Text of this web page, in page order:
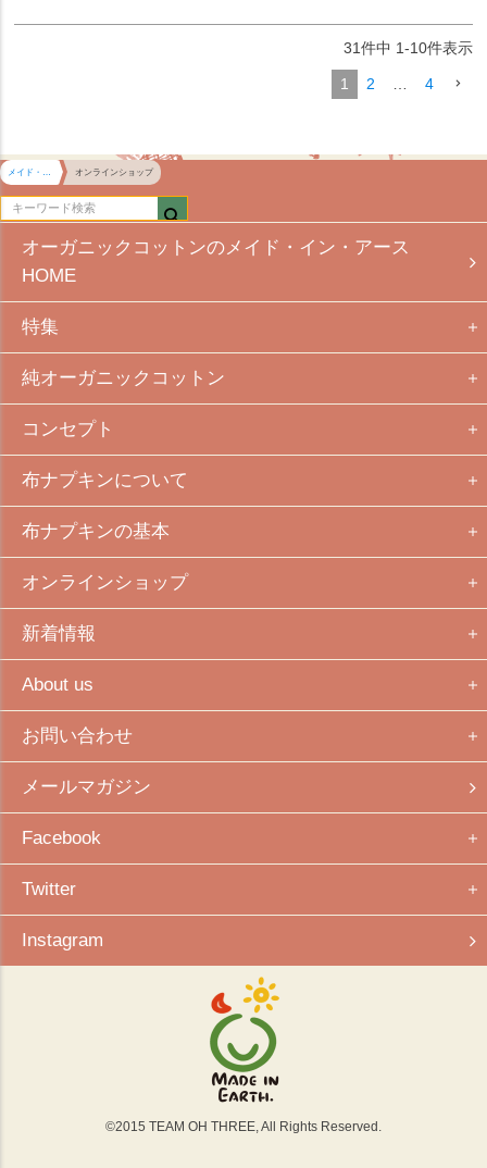
31件中 1-10件表示
1 2 4
オンラインショップ
オーガニックコットンのメイド・イン・アース
HOME
特集
純オーガニックコットン
コンセプト
布ナプキンについて
布ナプキンの基本
オンラインショップ
新着情報
About us
お問い合わせ
メールマガジン
Facebook
Twitter
Instagram
©2015 TEAM OH THREE, All Rights Reserved.